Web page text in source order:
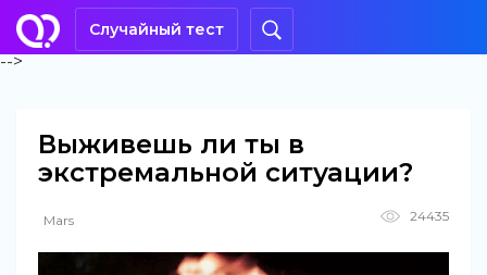
Случайный тест
-->
Выживешь ли ты в
экстремальной ситуации?
Mars 24435